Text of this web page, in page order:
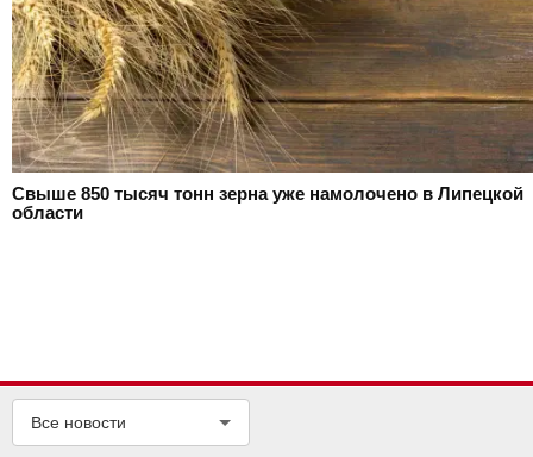
Свыше 850 тысяч тонн зерна уже намолочено в Липецкой
области
Все новости